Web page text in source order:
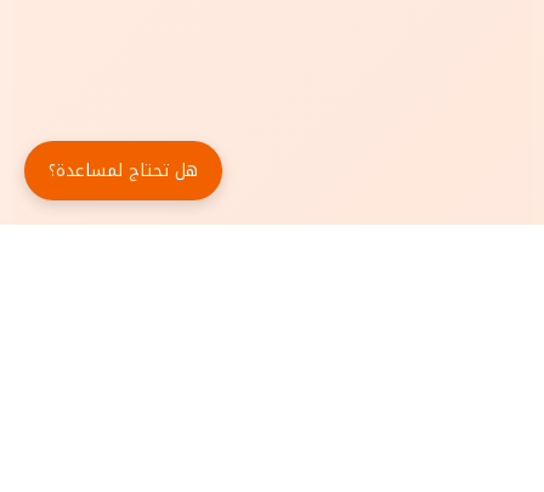
هل تحتاج لمساعدة؟